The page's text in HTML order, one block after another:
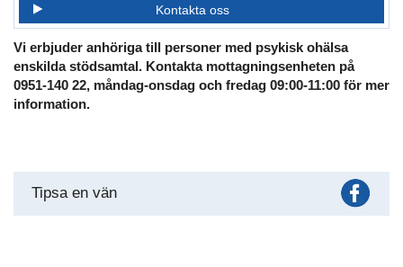
Kontakta oss
Vi erbjuder anhöriga till personer med psykisk ohälsa
enskilda stödsamtal. Kontakta mottagningsenheten på
0951-140 22, måndag-onsdag och fredag 09:00-11:00 för mer
information.
Tipsa en vän